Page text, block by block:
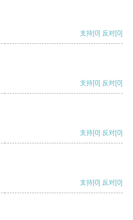
支持[0] 反对[0]
支持[0] 反对[0]
支持[0] 反对[0]
支持[0] 反对[0]